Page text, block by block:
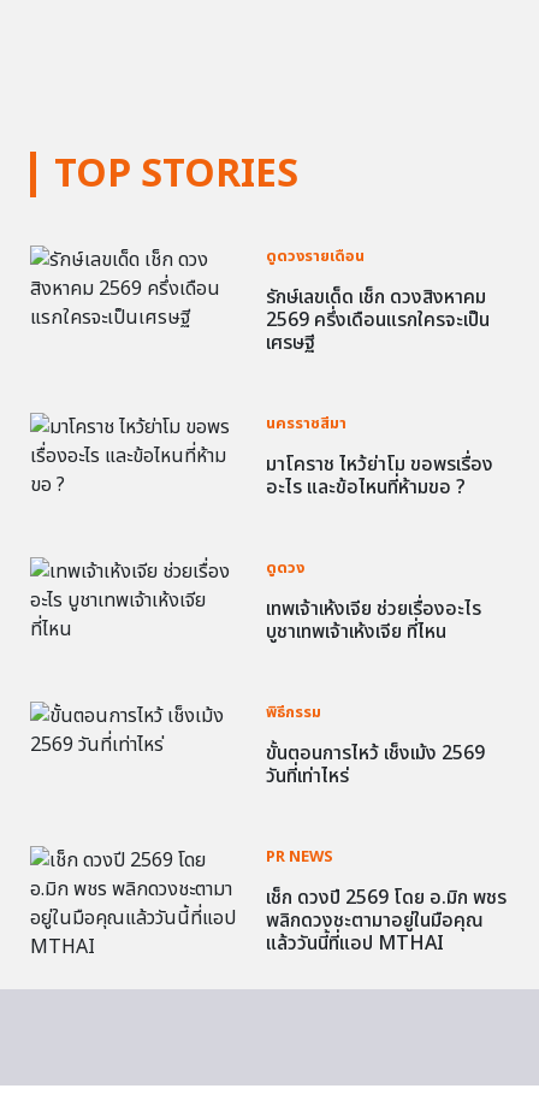
TOP STORIES
ดูดวงรายเดือน
รักษ์เลขเด็ด เช็ก ดวงสิงหาคม
2569 ครึ่งเดือนแรกใครจะเป็น
เศรษฐี
นครราชสีมา
มาโคราช ไหว้ย่าโม ขอพรเรื่อง
อะไร และข้อไหนที่ห้ามขอ ?
ดูดวง
เทพเจ้าเห้งเจีย ช่วยเรื่องอะไร
บูชาเทพเจ้าเห้งเจีย ที่ไหน
พิธีกรรม
ขั้นตอนการไหว้ เช็งเม้ง 2569
วันที่เท่าไหร่
PR NEWS
เช็ก ดวงปี 2569 โดย อ.มิก พชร
พลิกดวงชะตามาอยู่ในมือคุณ
แล้ววันนี้ที่แอป MTHAI